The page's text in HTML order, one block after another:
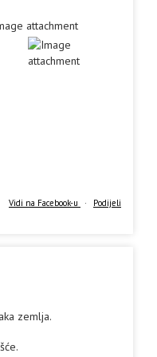
Vidi na Facebook-u · Podijeli
zemlja.